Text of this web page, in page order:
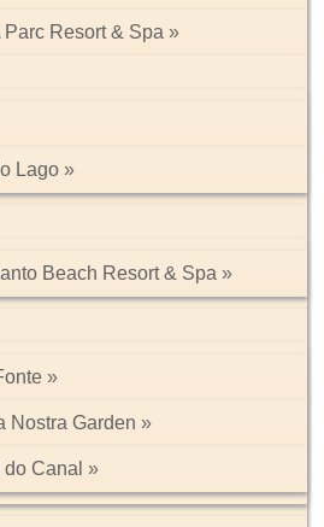
Resort & Spa
Lago
Beach Resort & Spa
Nostra Garden
Canal